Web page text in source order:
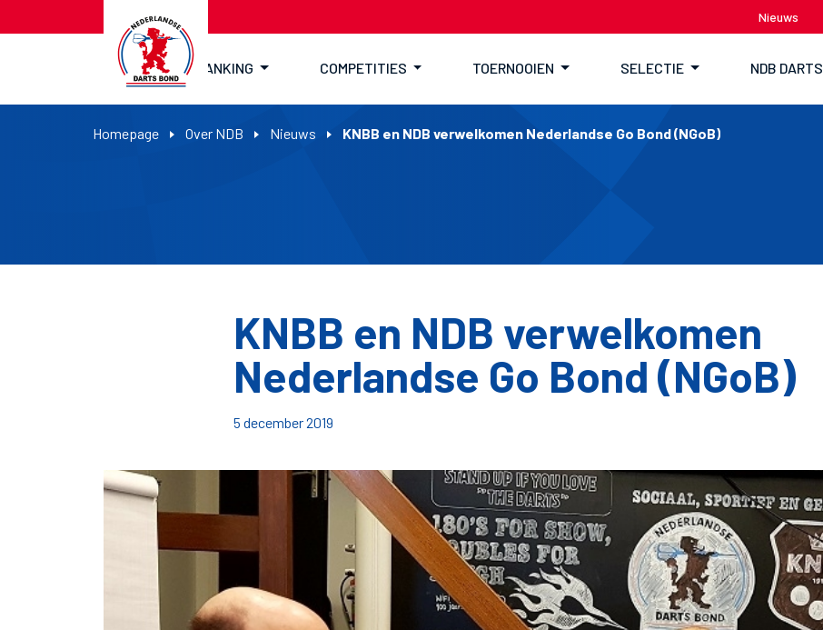
Nieuws
RANKING COMPETITIES TOERNOOIEN SELECTIE NDB DARTS
Homepage Over NDB Nieuws KNBB en NDB verwelkomen Nederlandse Go Bond (NGoB)
KNBB en NDB verwelkomen
Nederlandse Go Bond (NGoB)
5 december 2019